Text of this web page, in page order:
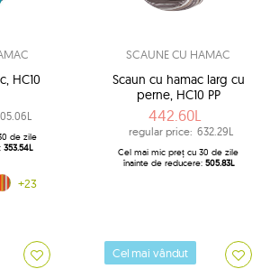
HC10
de zile
353.54L
(217)
+23
SCAUNE CU HAMAC
Scaun cu hamac larg cu
perne, HC10 PP
442.60L
regular price: 632.29L
Cel mai mic preț cu 30 de zile
înainte de reducere: 505.83L
Cel mai vândut